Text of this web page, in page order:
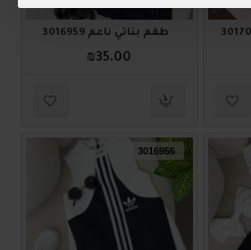
طقم بناتي ناعم 3016959
₪35.00
3016956